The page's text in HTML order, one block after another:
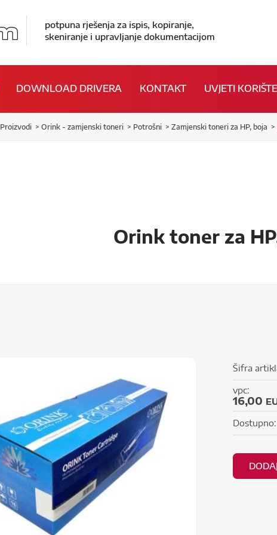
potpuna rješenja za ispis, kopiranje,
skeniranje i upravljanje dokumentacijom
DOWNLOAD DRIVERA KONTAKT UVJETI
Proizvodi Orink - zamjenski toneri Potrošni Zamjenski toneri za HP, boja
Orink toner za
Šifra
vpc:
16,00
Dostupno: